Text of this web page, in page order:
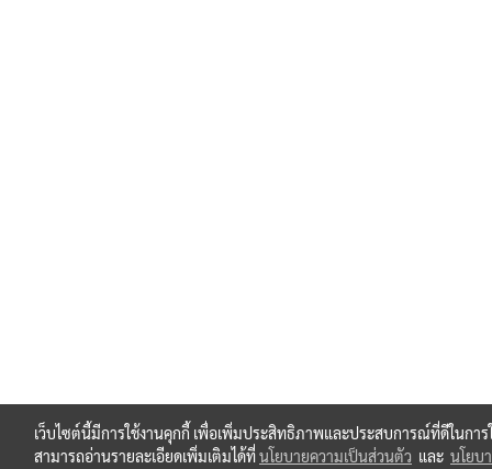
เว็บไซต์นี้มีการใช้งานคุกกี้ เพื่อเพิ่มประสิทธิภาพและประสบการณ์ที่ดีในการ
สามารถอ่านรายละเอียดเพิ่มเติมได้ที่นโยบายความเป็นส่วนตัว และ นโยบ